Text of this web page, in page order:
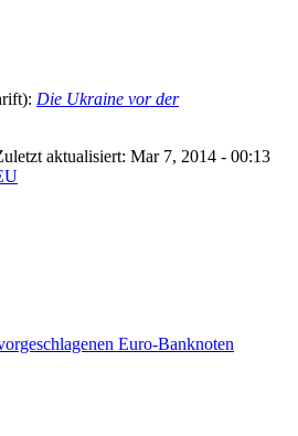
Die Ukraine vor der
aktualisiert: Mar 7, 2014 - 00:13
Euro-Banknoten